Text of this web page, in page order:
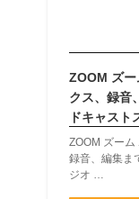
ZOOM ズ
クス、録音
ドキャス
ZOOM ズーム
録音、編集ま
ジオ …